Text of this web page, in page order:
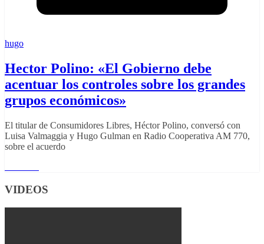
hugo
Hector Polino: «El Gobierno debe
acentuar los controles sobre los grandes
grupos económicos»
El titular de Consumidores Libres, Héctor Polino, conversó con
Luisa Valmaggia y Hugo Gulman en Radio Cooperativa AM 770,
sobre el acuerdo
VIDEOS